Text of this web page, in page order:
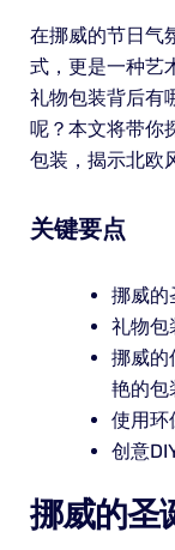
在挪威的节日气
式，更是一种艺
礼物包装背后有
呢？本文将带你
包装，揭示北欧
关键要点
挪威的
礼物包
挪威的
艳的包
使用环
创意
挪威的圣